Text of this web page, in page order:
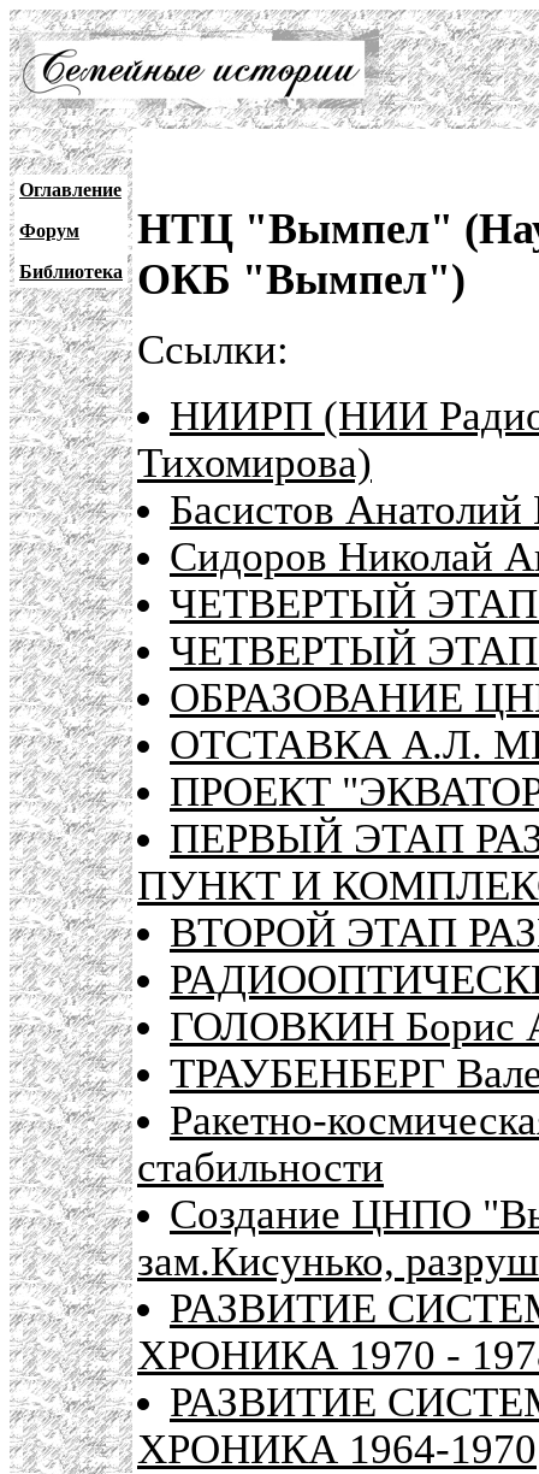
Оглавление
Форум
Библиотека
НТЦ "Вымпел"
ОКБ "Вымпел")
Ссылки:
НИИРП (НИИ
Тихомирова)
Басистов
Сидоров Николай
ЧЕТВЕРТЫЙ
ЧЕТВЕРТЫЙ
ОБРАЗОВАНИЕ
ОТСТАВКА А.Л.
ПРОЕКТ
ПЕРВЫЙ ЭТАП
ПУНКТ И
ВТОРОЙ ЭТАП
ГОЛОВКИН Борис
ТРАУБЕНБЕРГ
Ракетно-
стабильности
Создание ЦНПО
зам.Кисунько,
РАЗВИТИЕ
ХРОНИКА 1970 -
РАЗВИТИЕ
ХРОНИКА 1964-1970